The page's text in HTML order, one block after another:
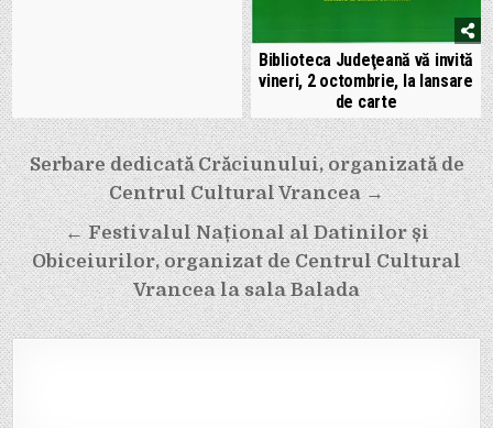
Biblioteca Judeţeană vă invită
vineri, 2 octombrie, la lansare
de carte
Navigare
în
articole
Serbare dedicată Crăciunului, organizată de
Centrul Cultural Vrancea →
← Festivalul Național al Datinilor și
Obiceiurilor, organizat de Centrul Cultural
Vrancea la sala Balada